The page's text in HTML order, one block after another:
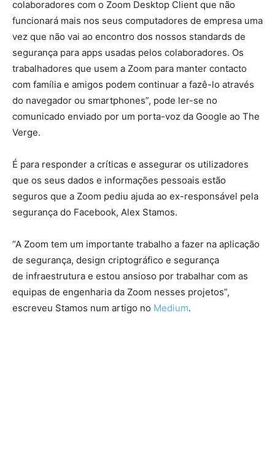
colaboradores com o Zoom Desktop Client que não
funcionará mais nos seus computadores de empresa uma
vez que não vai ao encontro dos nossos standards de
segurança para apps usadas pelos colaboradores. Os
trabalhadores que usem a Zoom para manter contacto
com família e amigos podem continuar a fazê-lo através
do navegador ou smartphones”, pode ler-se no
comunicado enviado por um porta-voz da Google ao The
Verge.
É para responder a críticas e assegurar os utilizadores
que os seus dados e informações pessoais estão
seguros que a Zoom pediu ajuda ao ex-responsável pela
segurança do Facebook, Alex Stamos.
“A Zoom tem um importante trabalho a fazer na aplicação
de segurança, design criptográfico e segurança
de infraestrutura e estou ansioso por trabalhar com as
equipas de engenharia da Zoom nesses projetos”,
escreveu Stamos num artigo no Medium.